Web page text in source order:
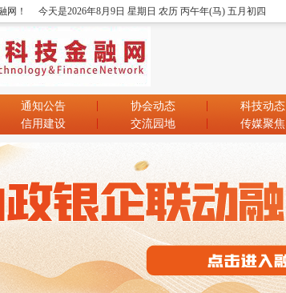
网！ 今天是2026年8月9日 星期日 农历 丙午年(马) 五月初四
通知公告 协会动态 科技动态
信用建设 交流园地 传媒聚焦